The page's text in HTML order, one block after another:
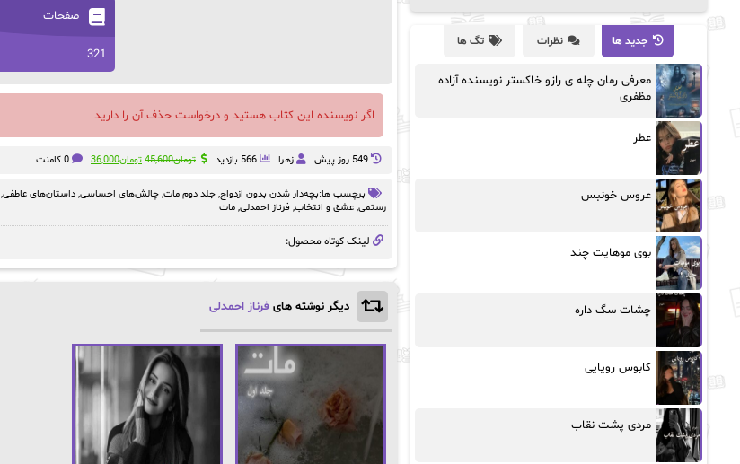
صفحات
321
اگر نویسنده این کتاب هستید و درخواست حذف آن را دارید
549 روز پيش زهرا 566 بازدید تومان45,600 قیمت
بود.
تومان36,000قیمت0 کامنت
برچسب ها:بچه‌دار شدن بدون ازدواج, جلد دوم مات, چالش‌های احساسی, داستان‌های عاطفی,
رستمی, عشق و انتخاب, فرناز احمدلی, مات
لینک کوتاه محصول:
دیگر نوشته های فرناز احمدلی
جدید ها نظرات تگ ها
معرفی رمان چله ی رازو خاکستر نویسنده آزاده
مظفری
عطر
عروس خونبس
بوی موهایت چند
چشات سگ داره
کابوس رویایی
مردی پشت نقاب